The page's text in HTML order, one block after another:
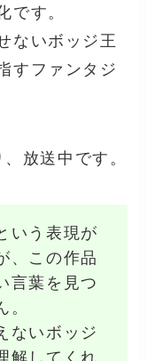
です。
ないボッジ王
すファンタジ
放送中です。
いう表現が
、この作品
言葉を見つ
。
ないボッジ
解してくれ